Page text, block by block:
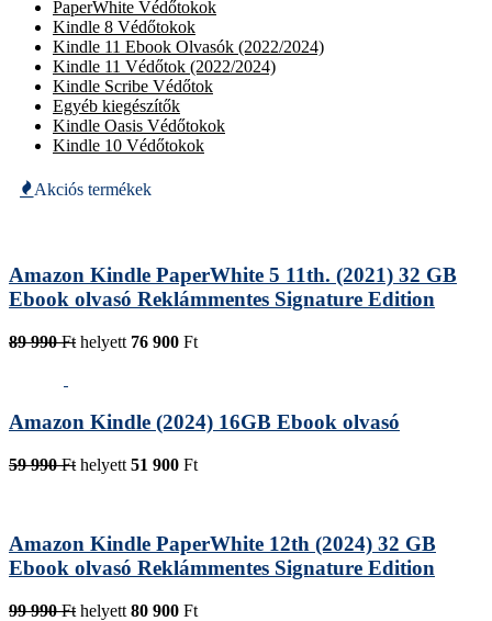
PaperWhite Védőtokok
Kindle 8 Védőtokok
Kindle 11 Ebook Olvasók (2022/2024)
Kindle 11 Védőtok (2022/2024)
Kindle Scribe Védőtok
Egyéb kiegészítők
Kindle Oasis Védőtokok
Kindle 10 Védőtokok
Akciós termékek
Amazon Kindle PaperWhite 5 11th. (2021) 32 GB
Ebook olvasó Reklámmentes Signature Edition
89 990 Ft helyett 76 900 Ft
Amazon Kindle (2024) 16GB Ebook olvasó
59 990 Ft helyett 51 900 Ft
Amazon Kindle PaperWhite 12th (2024) 32 GB
Ebook olvasó Reklámmentes Signature Edition
99 990 Ft helyett 80 900 Ft